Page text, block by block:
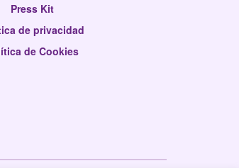
Press Kit
de privacidad
de Cookies